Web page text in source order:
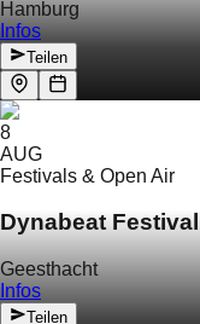
Hamburg
Infos
Teilen
8
AUG
Festivals & Open Air
Dynabeat
Geesthacht
Infos
Teilen